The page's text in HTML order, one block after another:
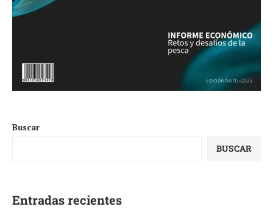
Buscar
BUSCAR
Entradas recientes